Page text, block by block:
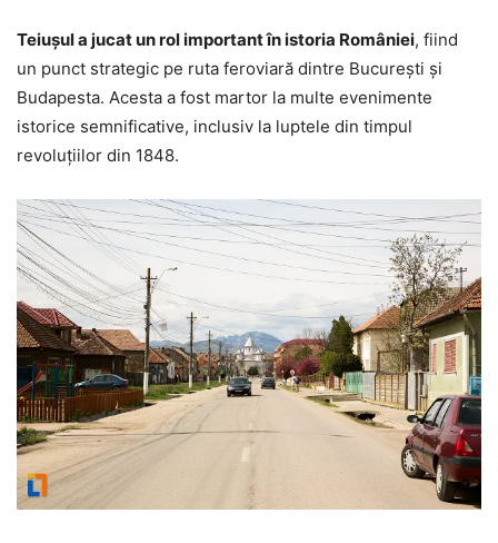
Teiușul a jucat un rol important în istoria României, fiind
un punct strategic pe ruta feroviară dintre București și
Budapesta. Acesta a fost martor la multe evenimente
istorice semnificative, inclusiv la luptele din timpul
revoluțiilor din 1848.